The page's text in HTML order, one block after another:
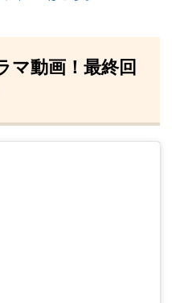
マ動画！最終回